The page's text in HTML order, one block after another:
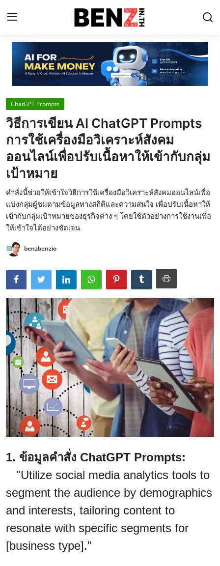
Home
Contact
AI Tools
ChatGPT Prompts
ข่าว AI รอบโลก
ThaiGPT Builder
คอร์สเรียน ChatGPT
ChatGPT Prompts
วิธีการเขียน AI ChatGPT Prompts
การใช้เครื่องมือวิเคราะห์สังคม
ออนไลน์เพื่อปรับเนื้อหาให้เข้ากับกลุ่ม
เป้าหมาย
คำสั่งนี้ช่วยให้เข้าใจวิธีการใช้เครื่องมือวิเคราะห์สังคมออนไลน์เพื่อ
แบ่งกลุ่มผู้ชมตามข้อมูลทางสถิติและความสนใจ เพื่อปรับเนื้อหาให้
เข้ากับกลุ่มเป้าหมายของธุรกิจต่าง ๆ โดยใช้ตัวอย่างการใช้งานเพื่อ
ให้เข้าใจได้อย่างชัดเจน
benzbenzio
1. ข้อมูลคำสั่ง ChatGPT Prompts:
"Utilize social media analytics tools to
segment the audience by demographics
and interests, tailoring content to
resonate with specific segments for
[business type]."